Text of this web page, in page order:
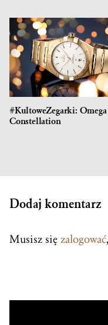
#KultoweZegarki: Omega
Constellation
Dodaj komentarz
Musisz się zalogować